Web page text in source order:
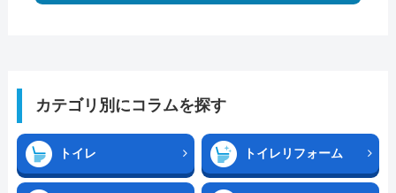
カテゴリ別にコラムを探す
トイレ トイレリフォーム